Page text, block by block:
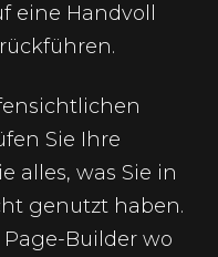
eine Handvoll
Sie Ihre
alles, was Sie in
genutzt haben.
Builder wo